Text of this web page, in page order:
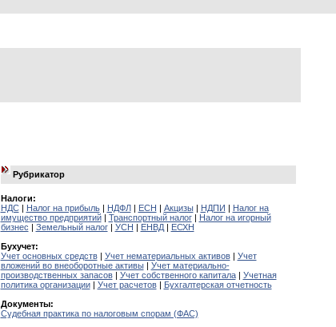
Рубрикатор
Налоги:
НДС| Налог на прибыль| НДФЛ| ЕСН | Акцизы| НДПИ | Налог на
имущество предприятий| Транспортный налог| Налог на игорный
бизнес | Земельный налог| УСН | ЕНВД| ЕСХН
Бухучет:
Учет основных средств| Учет нематериальных активов| Учет
вложений во внеоборотные активы| Учет материально-
производственных запасов| Учет собственного капитала| Учетная
политика организации| Учет расчетов| Бухгалтерская отчетность
Документы:
Судебная практика по налоговым спорам (ФАС)